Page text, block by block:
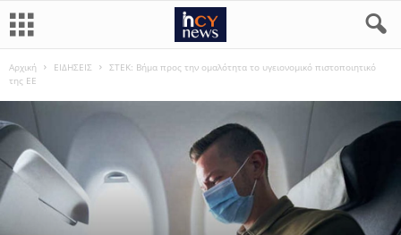
Αρχική ΕΙΔΗΣΕΙΣ
ΣΤΕΚ: Βήμα προς την ομαλότητα το υγειονομικό πιστοποιητικό
της ΕΕ